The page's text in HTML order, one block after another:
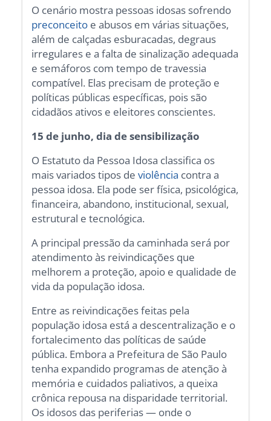
O cenário mostra pessoas idosas sofrendo
preconceito e abusos em várias situações,
além de calçadas esburacadas, degraus
irregulares e a falta de sinalização adequada
e semáforos com tempo de travessia
compatível. Elas precisam de proteção e
políticas públicas específicas, pois são
cidadãos ativos e eleitores conscientes.
15 de junho, dia de sensibilização
O Estatuto da Pessoa Idosa classifica os
mais variados tipos deviolência contra a
pessoa idosa. Ela pode ser física, psicológica,
financeira, abandono, institucional, sexual,
estrutural e tecnológica.
A principal pressão da caminhada será por
atendimento às reivindicações que
melhorem a proteção, apoio e qualidade de
vida da população idosa.
Entre as reivindicações feitas pela
população idosa está a descentralização e o
fortalecimento das políticas de saúde
pública. Embora a Prefeitura de São Paulo
tenha expandido programas de atenção à
memória e cuidados paliativos, a queixa
crônica repousa na disparidade territorial.
Os idosos das periferias — onde o